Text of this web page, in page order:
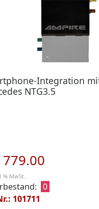
Integration
NTG3.5
779.00
% MwSt.
0
101711